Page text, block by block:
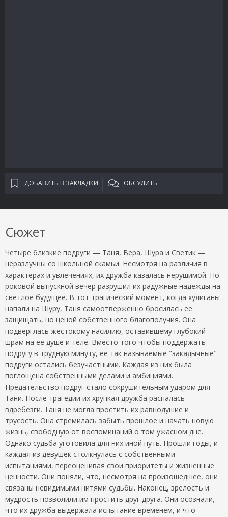
ДОБАВИТЬ В ЗАКЛАДКИ ОБСУДИТЬ
Сюжет
Четыре близкие подруги — Таня, Вера, Шура и Светик —
неразлучны со школьной скамьи. Несмотря на различия в
характерах и увлечениях, их дружба казалась нерушимой. Но
роковой выпускной вечер разрушил их радужные надежды на
светлое будущее. В тот трагический момент, когда хулиганы
напали на Шуру, Таня самоотверженно бросилась ее
защищать, но ценой собственного благополучия. Она
подверглась жестокому насилию, оставившему глубокий
шрам на ее душе и теле. Вместо того чтобы поддержать
подругу в трудную минуту, ее так называемые "закадычные"
подруги остались безучастными. Каждая из них была
поглощена собственными делами и амбициями.
Предательство подруг стало сокрушительным ударом для
Тани. После трагедии их хрупкая дружба распалась
вдребезги. Таня не могла простить их равнодушие и
трусость. Она стремилась забыть прошлое и начать новую
жизнь, свободную от воспоминаний о том ужасном дне.
Однако судьба уготовила для них иной путь. Прошли годы, и
каждая из девушек столкнулась с собственными
испытаниями, переоценивая свои приоритеты и жизненные
ценности. Они поняли, что, несмотря на произошедшее, они
связаны невидимыми нитями судьбы. Наконец, зрелость и
мудрость позволили им простить друг друга. Они осознали,
что их дружба выдержала испытание временем, и что